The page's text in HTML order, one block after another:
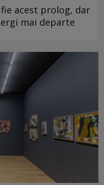
acest prolog, dar
mai departe